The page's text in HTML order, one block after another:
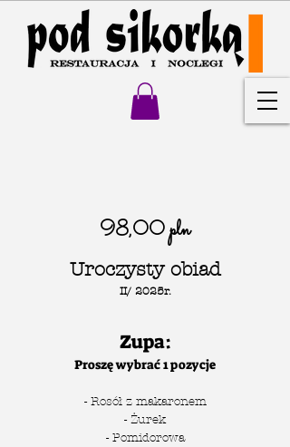
98,00 pln
Uroczysty obiad
II/ 2025r.
Zupa:
Proszę wybrać 1 pozycje
- Rosół z makaronem
- Żurek
- Pomidorowa